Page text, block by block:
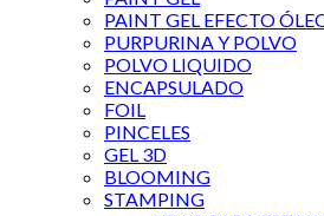
PAINT GEL EFECTO
PURPURINA Y POLVO
POLVO LIQUIDO
ENCAPSULADO
FOIL
PINCELES
GEL 3D
BLOOMING
STAMPING